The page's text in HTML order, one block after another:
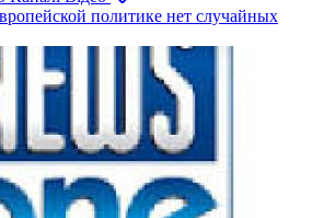
политике нет случайных